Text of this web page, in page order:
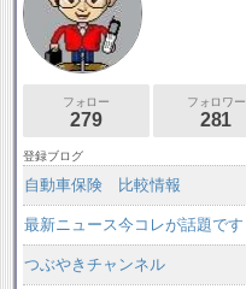
フォロー
279
フォロワー
281
登録ブログ
自動車保険 比較情報
最新ニュース今コレが話題です
つぶやきチャンネル